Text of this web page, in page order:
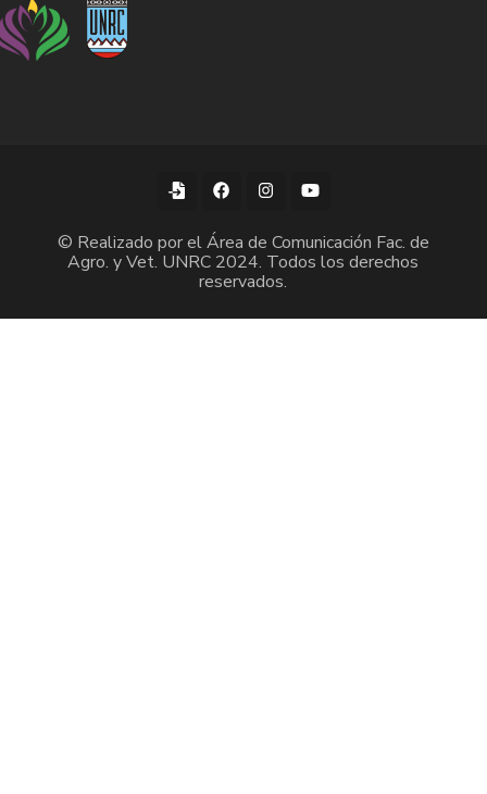
© Realizado por el Área de Comunicación Fac. de
Agro. y Vet. UNRC 2024. Todos los derechos
reservados.